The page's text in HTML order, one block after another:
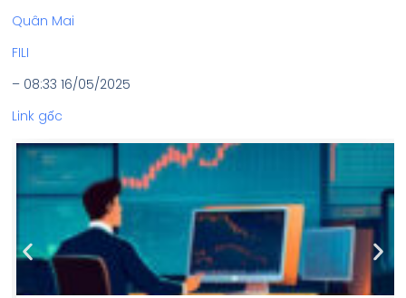
Quân Mai
FILI
– 08:33 16/05/2025
Link gốc